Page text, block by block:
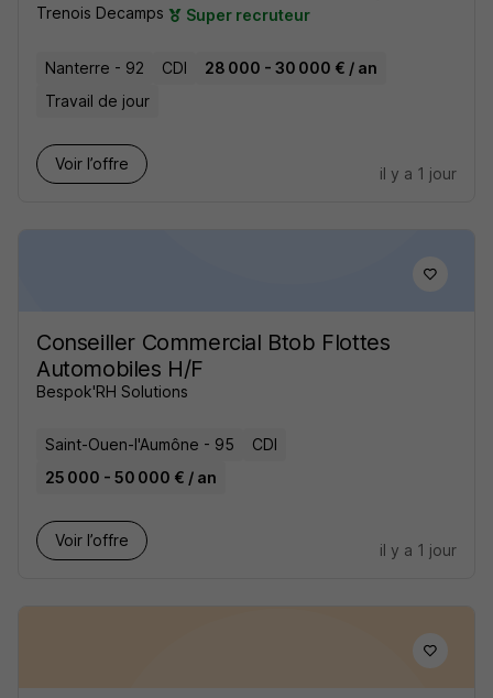
Trenois Decamps Super recruteur
Nanterre - 92 CDI
28 000 - 30 000 € / an
Travail de jour
Voir l’offre
il y a 1 jour
Conseiller Commercial Btob Flottes
Automobiles H/F
Bespok'RH Solutions
Saint-Ouen-l'Aumône - 95
CDI
25 000 - 50 000 € / an
Voir l’offre
il y a 1 jour